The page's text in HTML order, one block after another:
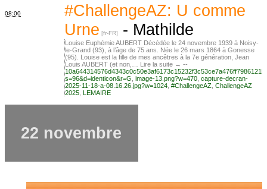
famille
08:00
#ChallengeAZ: U comme
Urne
- Mathilde
Louise Euphémie AUBERT Décédée le 24 novembre 1939 à Noisy-
le-Grand (93), à l’âge de 75 ans. Née le 26 mars 1864 à Gonesse
(95). Louise est la fille de mes ancêtres à la 7e génération, Jean
Louis AUBERT (et non,… Lire la suite → --
s=96&d=identicon&r=G image-13.png?w=470 capture-decran-
2025-11-18-a-08.16.26.jpg?w=1024 #ChallengeAZ ChallengeAZ
2025 LEMAIRE
22 novembre